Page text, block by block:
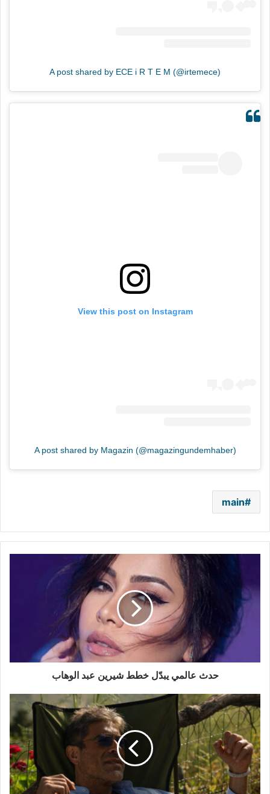
A post shared by ECE i R T E M (@irtemece)
View this post on Instagram
A post shared by Magazin (@magazingundemhaber)
main
خطط
شيرين
الوهاب
حدث عالمي يبدّل خطط شيرين عبد الوهاب
نجاح
مدوٍّ
لـ"سارقلي
عمري"..
ووائل
كفوري
في
صدارة